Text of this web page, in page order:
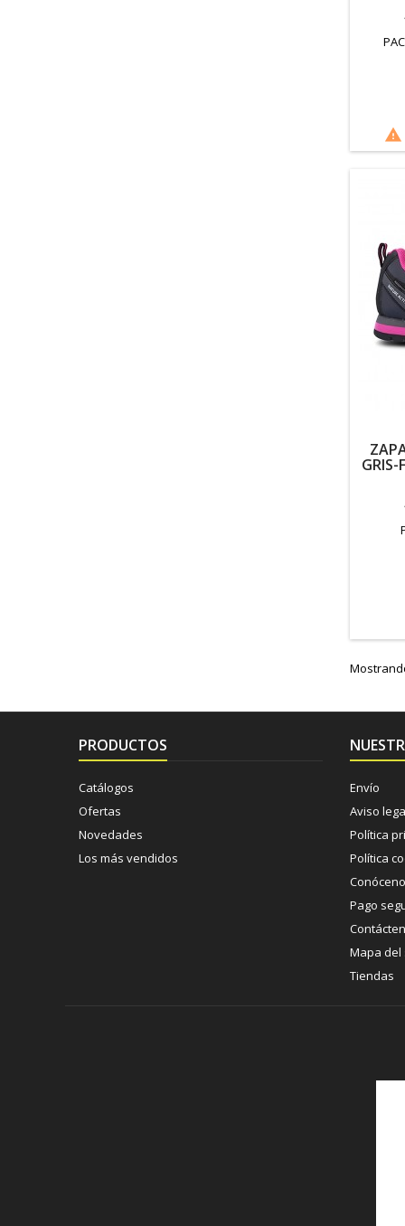

GRIS-
PRODUCTOS
Catálogos
Ofertas
Novedades
Los más vendidos
Envío
Aviso
Política
Política
Pago
Mapa del
Tiendas